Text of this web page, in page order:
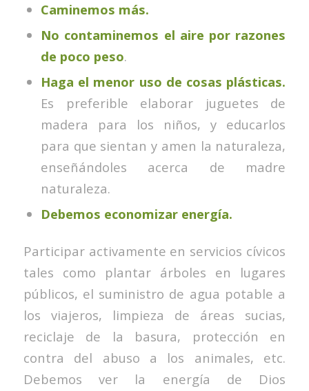
Caminemos más.
No contaminemos el aire por razones
de poco peso.
Haga el menor uso de cosas plásticas.
Es preferible elaborar juguetes de
madera para los niños, y educarlos
para que sientan y amen la naturaleza,
enseñándoles acerca de madre
naturaleza.
Debemos economizar energía.
Participar activamente en servicios cívicos
tales como plantar árboles en lugares
públicos, el suministro de agua potable a
los viajeros, limpieza de áreas sucias,
reciclaje de la basura, protección en
contra del abuso a los animales, etc.
Debemos ver la energía de Dios